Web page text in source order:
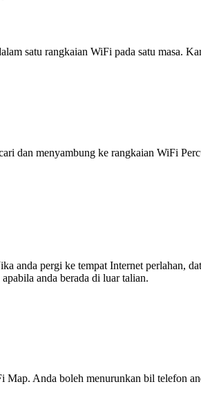
satu rangkaian WiFi pada satu masa.
dan menyambung ke rangkaian WiFi
anda pergi ke tempat Internet perlahan,
anda berada di luar talian.
Anda boleh menurunkan bil telefon